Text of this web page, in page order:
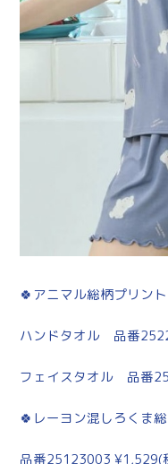
🍀アニマル総柄プリン
ハンドタオル 品番
フェイスタオル 品番
🍀レーヨン混しろくま
品番25123003 ¥1,529(